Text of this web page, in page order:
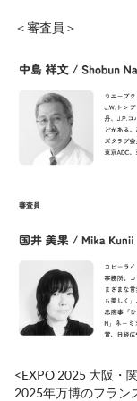
＜審査員＞
<EXPO 2025 大阪・
2025年万博のフラン